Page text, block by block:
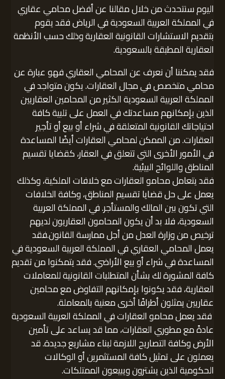
اليوم سنتحدث من خلال مقالنا عن أفضل محامي عقاري
في المملكة العربية السعودية في الرياض فقد يقوم
بتقديم الاستشارات القانونية العقارية وذلك حسب الأنظمة
العقارية المطبقة بالسعودية.
فقد يمكننا أن نعرف عن المحامي العقاري فهو عبارة عن
محامي متخصص في مجال العقارات. يكون متواجد في
المملكة العربية السعودية الكثير من المحامين العقاريين
الذين بإمكانهم مساعدتك في العمل على تلبية كافة
احتياجاتك القانونية المتعلقة في شراء أو بيع أو تأجير
العقارات. من الممكن لمحامي العقارات أيضًا المساعدة
في الأمور الأخرى التي تتعلق في العقار، كقضايا تقسيم
المناطق واللوائح البيئية.
فقد يتعامل محامو العقارات مع خلافات الملكية، وكذلك
يعمل على حل قضايا تقسيم المناطق، وكافة الخلافات
التي تكون بين المالك والمستأجر. في المملكة العربية
السعودية، فلا بد أن يكون المحامون العقاريون لديهم
ترخيص من وزارة العدل من أجل ممارسة القانون.فقد
يعمل المحامي العقاري في المملكة العربية السعودية في
المساعدة في شراء أو بيع الأراضي. فقد يتمكنوا من تقديم
كافة المشورة لك بشأن المتطلبات القانونية للمعاملات
العقارية، فقد يكونوا بإمكانهم التفاوض مع محامين
عقاريين يمثلون أطرافًا أخرى معنية بالمعاملة.
فقد يعمل محامو العقارات في المملكة العربية السعودية
عادةً مع مطوري العقارات، مما قد يساعد على تأمين
الأرض وكافة التصاريح اللازمة لبناء مشاريع جديدة. قد
يعملون على تمثيل كافة المستثمرين أو الوكالات
الحكومية الذين يشترون ويبيعون الممتلكات.